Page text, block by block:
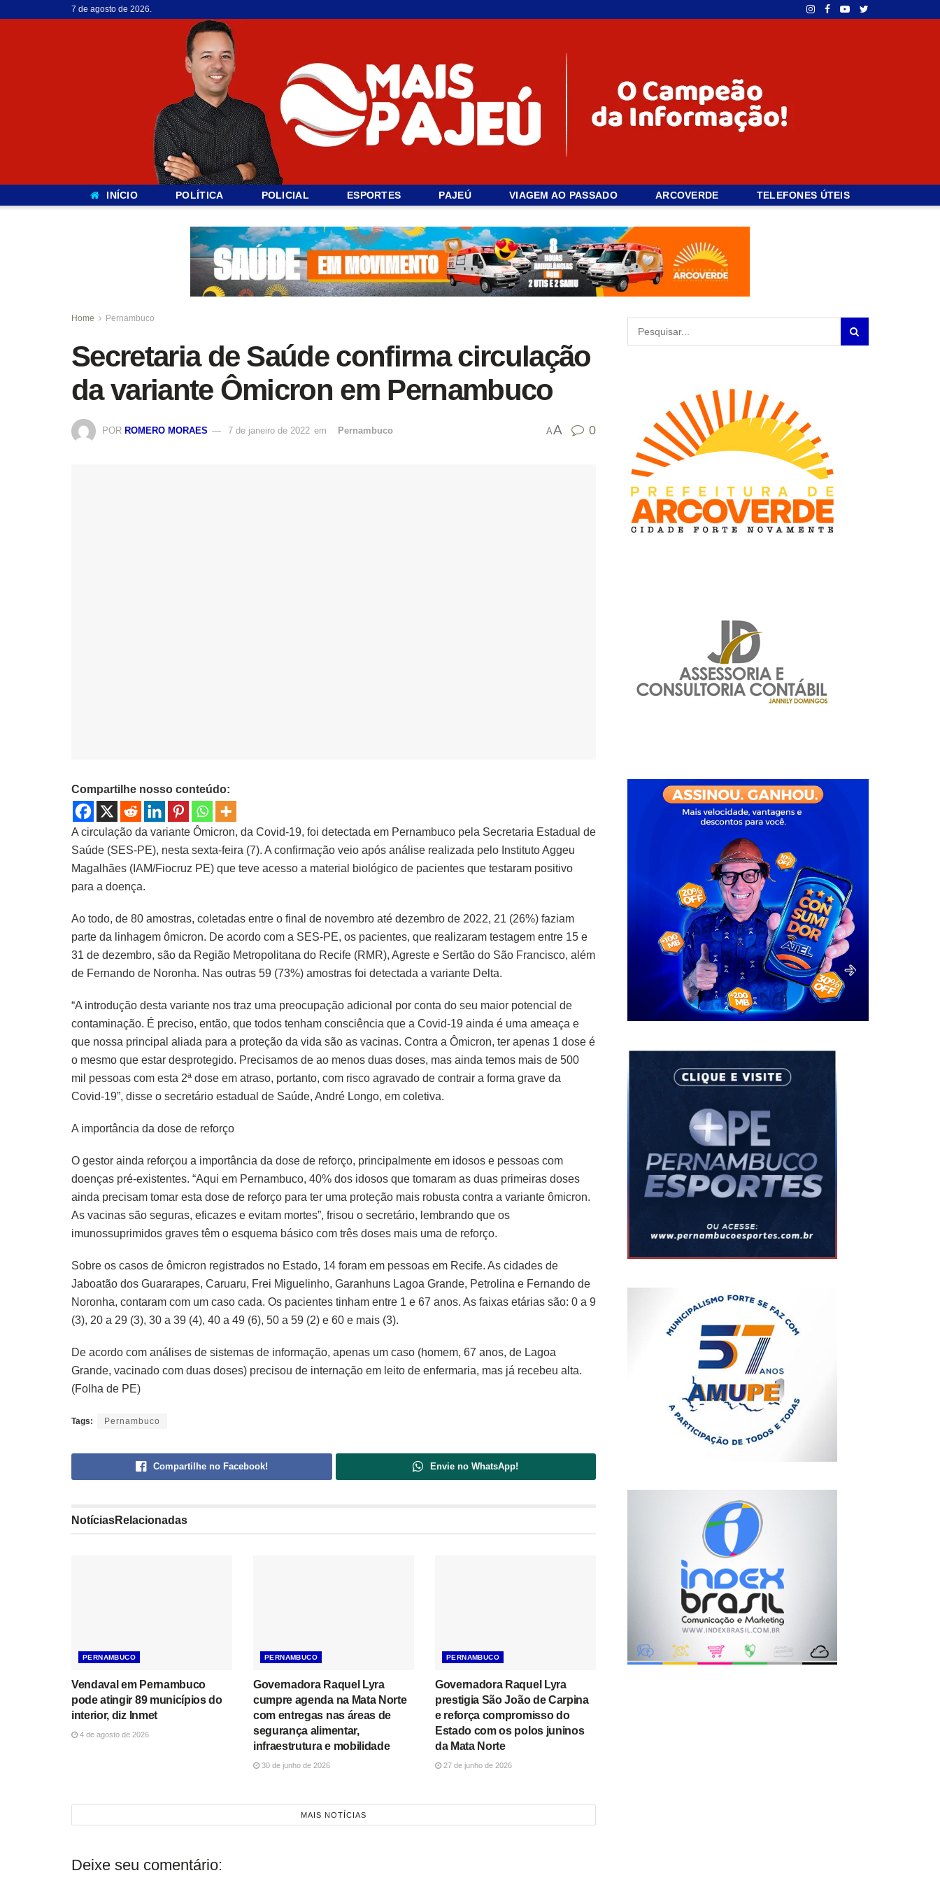
7 de agosto de 2026.
INÍCIO POLÍTICA POLICIAL ESPORTES PAJEÚ VIAGEM AO PASSADO ARCOVERDE TELEFONES ÚTEIS
Home Pernambuco
Secretaria de Saúde confirma circulação
da variante Ômicron em Pernambuco
POR ROMERO MORAES 7 de janeiro de 2022 emﾠ Pernambuco AA 0
Compartilhe nosso conteúdo:
A circulação da variante Ômicron, da Covid-19, foi detectada em Pernambuco pela Secretaria Estadual de
Saúde (SES-PE), nesta sexta-feira (7). A confirmação veio após análise realizada pelo Instituto Aggeu
Magalhães (IAM/Fiocruz PE) que teve acesso a material biológico de pacientes que testaram positivo
para a doença.
Ao todo, de 80 amostras, coletadas entre o final de novembro até dezembro de 2022, 21 (26%) faziam
parte da linhagem ômicron. De acordo com a SES-PE, os pacientes, que realizaram testagem entre 15 e
31 de dezembro, são da Região Metropolitana do Recife (RMR), Agreste e Sertão do São Francisco, além
de Fernando de Noronha. Nas outras 59 (73%) amostras foi detectada a variante Delta.
“A introdução desta variante nos traz uma preocupação adicional por conta do seu maior potencial de
contaminação. É preciso, então, que todos tenham consciência que a Covid-19 ainda é uma ameaça e
que nossa principal aliada para a proteção da vida são as vacinas. Contra a Ômicron, ter apenas 1 dose é
o mesmo que estar desprotegido. Precisamos de ao menos duas doses, mas ainda temos mais de 500
mil pessoas com esta 2ª dose em atraso, portanto, com risco agravado de contrair a forma grave da
Covid-19”, disse o secretário estadual de Saúde, André Longo, em coletiva.
A importância da dose de reforço
O gestor ainda reforçou a importância da dose de reforço, principalmente em idosos e pessoas com
doenças pré-existentes. “Aqui em Pernambuco, 40% dos idosos que tomaram as duas primeiras doses
ainda precisam tomar esta dose de reforço para ter uma proteção mais robusta contra a variante ômicron.
As vacinas são seguras, eficazes e evitam mortes”, frisou o secretário, lembrando que os
imunossuprimidos graves têm o esquema básico com três doses mais uma de reforço.
Sobre os casos de ômicron registrados no Estado, 14 foram em pessoas em Recife. As cidades de
Jaboatão dos Guararapes, Caruaru, Frei Miguelinho, Garanhuns Lagoa Grande, Petrolina e Fernando de
Noronha, contaram com um caso cada. Os pacientes tinham entre 1 e 67 anos. As faixas etárias são: 0 a 9
(3), 20 a 29 (3), 30 a 39 (4), 40 a 49 (6), 50 a 59 (2) e 60 e mais (3).
De acordo com análises de sistemas de informação, apenas um caso (homem, 67 anos, de Lagoa
Grande, vacinado com duas doses) precisou de internação em leito de enfermaria, mas já recebeu alta.
(Folha de PE)
Tags: Pernambuco
Compartilhe no Facebook! Envie no WhatsApp!
NotíciasRelacionadas
PERNAMBUCO
Vendaval em Pernambuco
pode atingir 89 municípios do
interior, diz Inmet
4 de agosto de 2026
PERNAMBUCO
Governadora Raquel Lyra
cumpre agenda na Mata Norte
com entregas nas áreas de
segurança alimentar,
infraestrutura e mobilidade
30 de junho de 2026
PERNAMBUCO
Governadora Raquel Lyra
prestigia São João de Carpina
e reforça compromisso do
Estado com os polos juninos
da Mata Norte
27 de junho de 2026
MAIS NOTÍCIAS
Deixe seu comentário: